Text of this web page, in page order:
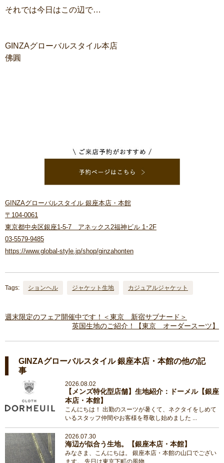
それでは今日はこの辺で…
GINZAグローバルスタイル本店
佛圓
GINZAグローバルスタイル 銀座本店・本館
〒104-0061
東京都中央区銀座1-5-7 アネックス2福神ビル 1･2F
03-5579-9485
https://www.global-style.jp/shop/ginzahonten
Tags: ションヘル ジャケット生地 カジュアルジャケット
週末限定のフェア開催中です！＜東京 新宿サブナード＞
英国生地のご紹介！【東京 オーダースーツ】
GINZAグローバルスタイル 銀座本店・本館の他の記
事
2026.08.02
【メンズ特化型店舗】生地紹介：ドーメル【銀座
本店・本館】
こんにちは！ 出勤のスーツが暑くて、ネクタイをしめて
いるスタッフ仲間やお客様を尊敬し始めました ...
2026.07.30
海辺が似合う生地。【銀座本店・本館】
みなさま、こんにちは。 銀座本店・本館の山口でござい
ます。 先日は東京下町の風物 ...